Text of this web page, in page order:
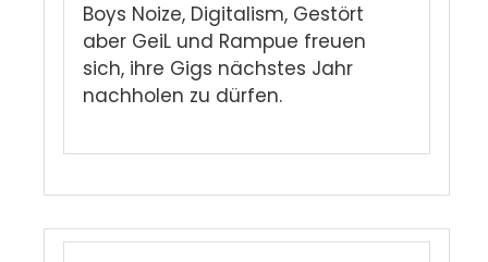
Boys Noize, Digitalism, Gestört
aber GeiL und Rampue freuen
sich, ihre Gigs nächstes Jahr
nachholen zu dürfen.